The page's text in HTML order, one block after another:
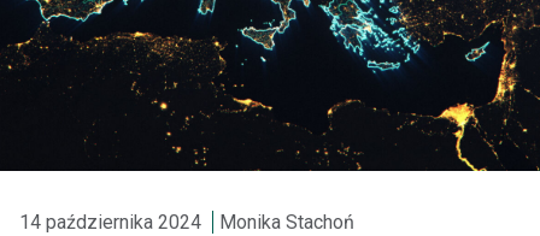
14 października 2024
Monika Stachoń